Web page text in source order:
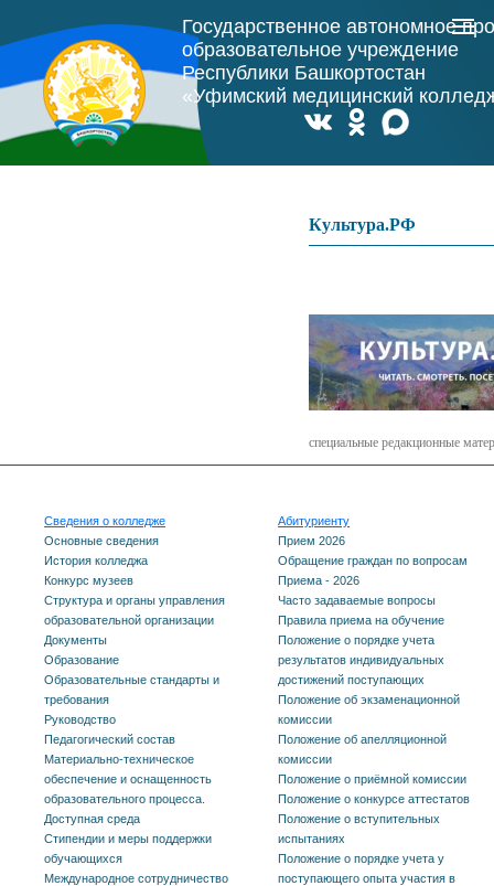
Государственное автономное
образовательное учреждение
Республики Башкортостан
«Уфимский медицинский
Культура.РФ
специальные редакционные
Сведения о колледже
Основные сведения
История колледжа
Конкурс музеев
Структура и органы управления
образовательной организации
Документы
Образование
Образовательные стандарты и
требования
Руководство
Педагогический состав
Материально-техническое
обеспечение и оснащенность
образовательного процесса.
Доступная среда
Стипендии и меры поддержки
обучающихся
Международное сотрудничество
Абитуриенту
Прием 2026
Обращение граждан по вопросам
Приема - 2026
Часто задаваемые вопросы
Правила приема на обучение
Положение о порядке учета
результатов индивидуальных
достижений поступающих
Положение об экзаменационной
комиссии
Положение об апелляционной
комиссии
Положение о приёмной комиссии
Положение о конкурсе аттестатов
Положение о вступительных
испытаниях
Положение о порядке учета у
поступающего опыта участия в